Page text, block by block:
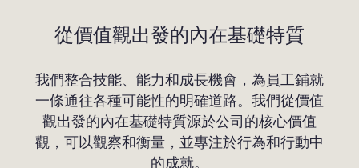
從價值觀出發的內在基礎特質
我們整合技能、能力和成長機會，為員工鋪就
一條通往各種可能性的明確道路。我們從價值
觀出發的內在基礎特質源於公司的核心價值
觀，可以觀察和衡量，並專注於行為和行動中
的成就。